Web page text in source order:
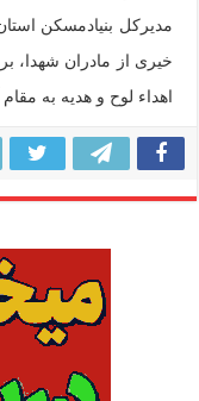
مدیرکل بنیادمسکن
خیری از مادران شهدا،
اهداء لوح و هدیه به مقام